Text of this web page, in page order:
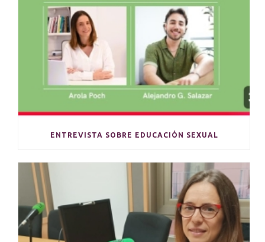
ENTREVISTA SOBRE EDUCACIÓN SEXUAL